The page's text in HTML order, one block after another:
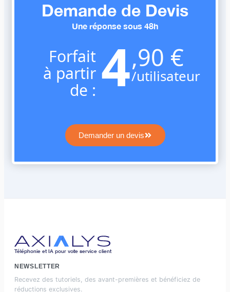
Demande de Devis​
Une réponse sous 48h
Forfait
à partir
de : 4,90 €
/utilisateur
Demander un devis
Téléphonie et IA pour votre service client
NEWSLETTER
Recevez des tutoriels, des avant-premières et bénéficiez de
réductions exclusives.